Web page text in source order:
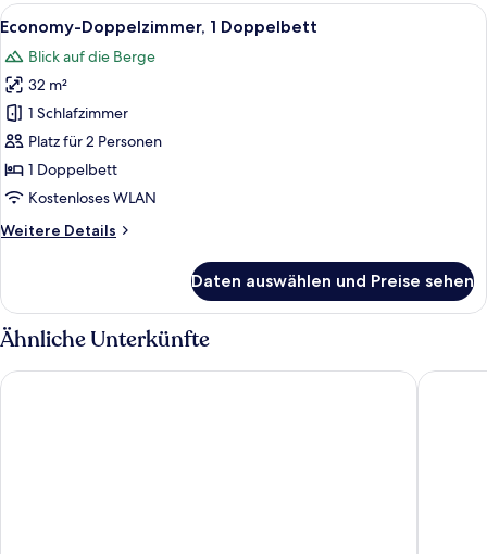
Doppelbett,
Bergblick
Alle
Fotos
für
Economy-
Doppelzimmer,
1
Doppelbett
anzeigen
Ein Zimmer mit Holzboden, einem
5
Economy-Doppelzimmer, 1 Doppelbett
Blick auf die Berge
32 m²
1 Schlafzimmer
Platz für 2 Personen
1 Doppelbett
Kostenloses WLAN
Weitere Details
Weitere
Doppelzimmer,
1
Doppelbett
Daten auswählen und Preise sehen
Ähnliche Unterkünfte
Samnaunerhof Vital-Hotel